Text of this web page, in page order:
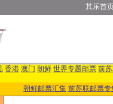
其乐首
香港 澳门 朝鲜 世界专题邮票 前
朝鲜邮票汇集 前苏联邮票专